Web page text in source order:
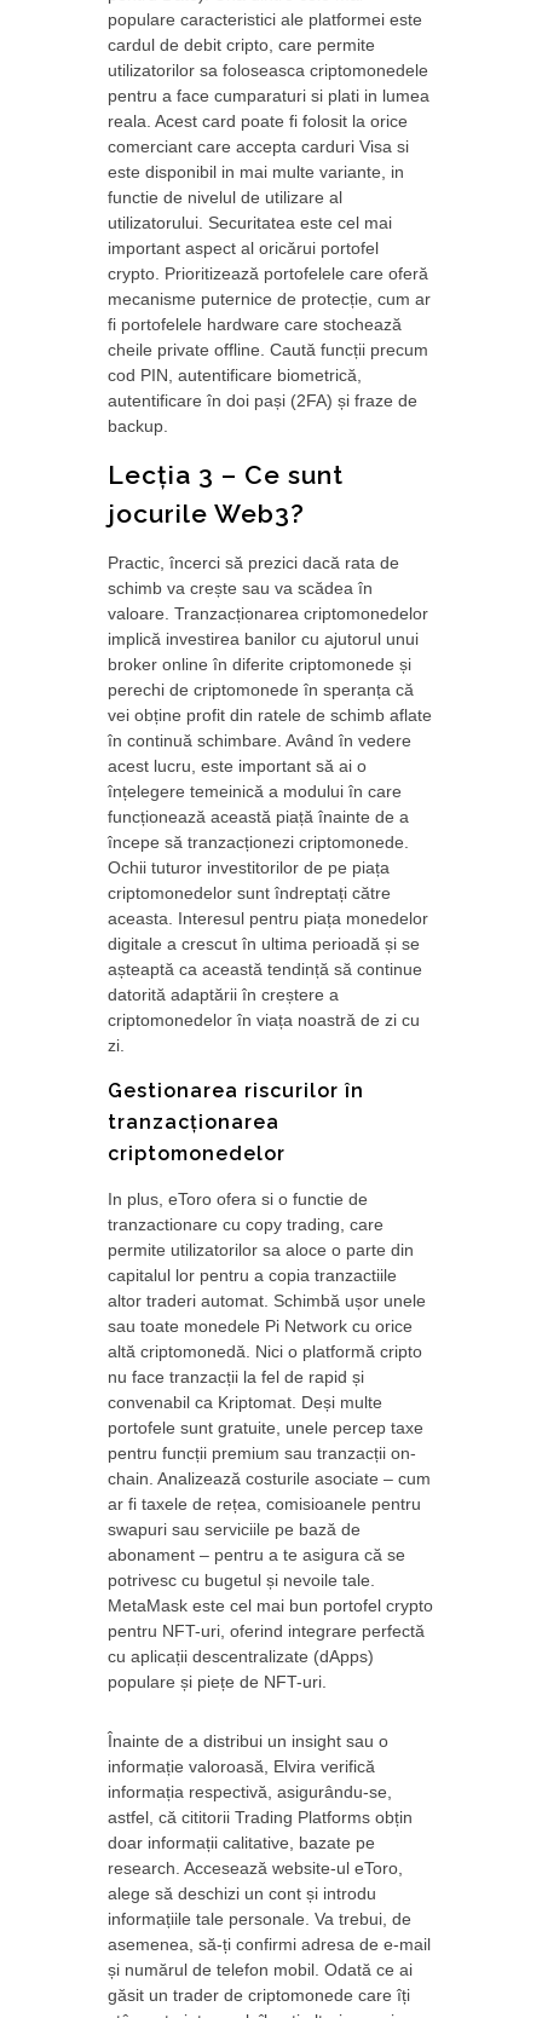
populare caracteristici ale platformei este
cardul de debit cripto, care permite
utilizatorilor sa foloseasca criptomonedele
pentru a face cumparaturi si plati in lumea
reala. Acest card poate fi folosit la orice
comerciant care accepta carduri Visa si
este disponibil in mai multe variante, in
functie de nivelul de utilizare al
utilizatorului. Securitatea este cel mai
important aspect al oricărui portofel
crypto. Prioritizează portofelele care oferă
mecanisme puternice de protecție, cum ar
fi portofelele hardware care stochează
cheile private offline. Caută funcții precum
cod PIN, autentificare biometrică,
autentificare în doi pași (2FA) și fraze de
backup.
Lecția 3 – Ce sunt
jocurile Web3?
Practic, încerci să prezici dacă rata de
schimb va crește sau va scădea în
valoare. Tranzacționarea criptomonedelor
implică investirea banilor cu ajutorul unui
broker online în diferite criptomonede și
perechi de criptomonede în speranța că
vei obține profit din ratele de schimb aflate
în continuă schimbare. Având în vedere
acest lucru, este important să ai o
înțelegere temeinică a modului în care
funcționează această piață înainte de a
începe să tranzacționezi criptomonede.
Ochii tuturor investitorilor de pe piața
criptomonedelor sunt îndreptați către
aceasta. Interesul pentru piața monedelor
digitale a crescut în ultima perioadă și se
așteaptă ca această tendință să continue
datorită adaptării în creștere a
criptomonedelor în viața noastră de zi cu
zi.
Gestionarea riscurilor în
tranzacționarea
criptomonedelor
In plus, eToro ofera si o functie de
tranzactionare cu copy trading, care
permite utilizatorilor sa aloce o parte din
capitalul lor pentru a copia tranzactiile
altor traderi automat. Schimbă ușor unele
sau toate monedele Pi Network cu orice
altă criptomonedă. Nici o platformă cripto
nu face tranzacții la fel de rapid și
convenabil ca Kriptomat. Deși multe
portofele sunt gratuite, unele percep taxe
pentru funcții premium sau tranzacții on-
chain. Analizează costurile asociate – cum
ar fi taxele de rețea, comisioanele pentru
swapuri sau serviciile pe bază de
abonament – pentru a te asigura că se
potrivesc cu bugetul și nevoile tale.
MetaMask este cel mai bun portofel crypto
pentru NFT-uri, oferind integrare perfectă
cu aplicații descentralizate (dApps)
populare și piețe de NFT-uri.
Înainte de a distribui un insight sau o
informație valoroasă, Elvira verifică
informația respectivă, asigurându-se,
astfel, că cititorii Trading Platforms obțin
doar informații calitative, bazate pe
research. Accesează website-ul eToro,
alege să deschizi un cont și introdu
informațiile tale personale. Va trebui, de
asemenea, să-ți confirmi adresa de e-mail
și numărul de telefon mobil. Odată ce ai
găsit un trader de criptomonede care îți